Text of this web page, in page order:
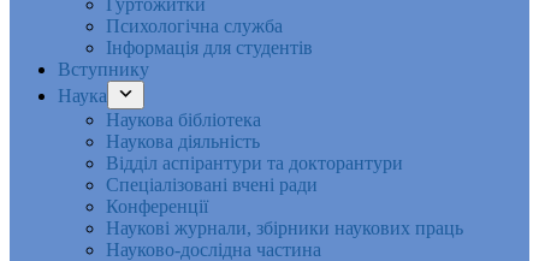
Гуртожитки
Психологічна служба
Інформація для студентів
Вступнику
Наука
Наукова бібліотека
Наукова діяльність
Відділ аспірантури та докторантури
Спеціалізовані вчені ради
Конференції
Наукові журнали, збірники наукових праць
Науково-дослідна частина